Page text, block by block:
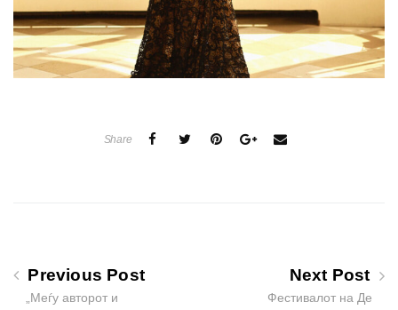
Share
Previous Post
„Меѓу авторот и
Next Post
Фестивалот на Де